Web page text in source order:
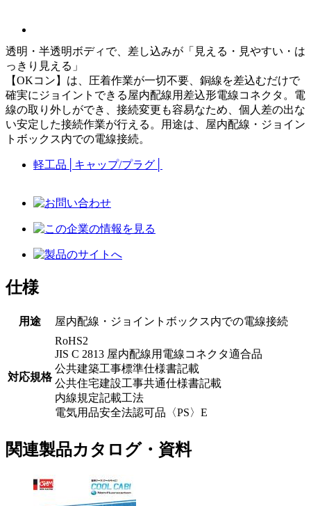
透明・半透明ボディで、差し込みが「見える・見やすい・は
っきり見える」
【OKコン】は、圧着作業が一切不要、銅線を差込むだけで
確実にジョイントできる屋内配線用差込形電線コネクタ。電
線の取り外しができ、接続変更も容易なため、個人差の出な
い安定した接続作業が行える。用途は、屋内配線・ジョイン
トボックス内での電線接続。
軽工品 キャップ/プラグ
仕様
用途 屋内配線・ジョイントボックス内での電線接続
対応規格
RoHS2
JIS C 2813 屋内配線用電線コネクタ適合品
公共建築工事標準仕様書記載
公共住宅建設工事共通仕様書記載
内線規定記載工法
電気用品安全法認可品〈PS〉E
関連製品カタログ・資料